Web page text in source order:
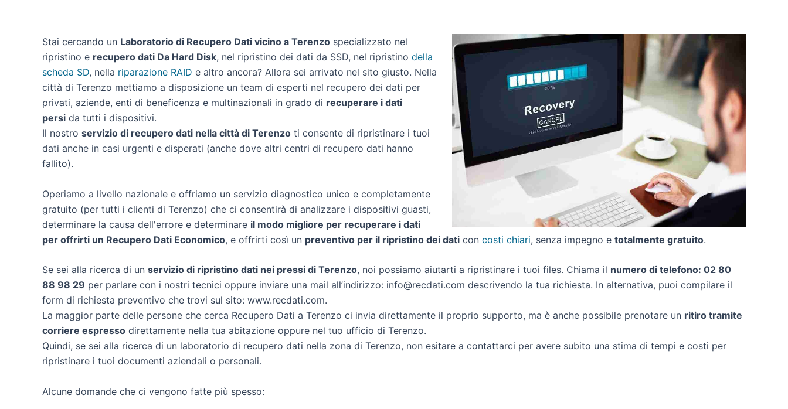
Stai cercando un Laboratorio di Recupero Dati vicino a Terenzo specializzato nel
ripristino e recupero dati Da Hard Disk, nel ripristino dei dati da SSD, nel ripristino della
scheda SD, nella riparazione RAID e altro ancora? Allora sei arrivato nel sito giusto. Nella
città di Terenzo mettiamo a disposizione un team di esperti nel recupero dei dati per
privati, aziende, enti di beneficenza e multinazionali in grado di recuperare i dati
persi da tutti i dispositivi.
Il nostro servizio di recupero dati nella città di Terenzo ti consente di ripristinare i tuoi
dati anche in casi urgenti e disperati (anche dove altri centri di recupero dati hanno
fallito).
Operiamo a livello nazionale e offriamo un servizio diagnostico unico e completamente
gratuito (per tutti i clienti di Terenzo) che ci consentirà di analizzare i dispositivi guasti,
determinare la causa dell'errore e determinare il modo migliore per recuperare i dati
per offrirti un Recupero Dati Economico, e offrirti così un preventivo per il ripristino dei dati con costi chiari, senza impegno e totalmente gratuito.
Se sei alla ricerca di un servizio di ripristino dati nei pressi di Terenzo, noi possiamo aiutarti a ripristinare i tuoi files. Chiama il numero di telefono: 02 80
88 98 29 per parlare con i nostri tecnici oppure inviare una mail all’indirizzo: info@recdati.com descrivendo la tua richiesta. In alternativa, puoi compilare il
form di richiesta preventivo che trovi sul sito: www.recdati.com.
La maggior parte delle persone che cerca Recupero Dati a Terenzo ci invia direttamente il proprio supporto, ma è anche possibile prenotare un ritiro tramite
corriere espresso direttamente nella tua abitazione oppure nel tuo ufficio di Terenzo.
Quindi, se sei alla ricerca di un laboratorio di recupero dati nella zona di Terenzo, non esitare a contattarci per avere subito una stima di tempi e costi per
ripristinare i tuoi documenti aziendali o personali.
Alcune domande che ci vengono fatte più spesso: